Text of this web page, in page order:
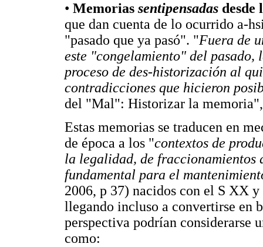
• Memorias sentipensadas desde
que dan cuenta de lo ocurrido a-
"pasado que ya pasó". "Fuera de
este "congelamiento" del pasado,
proceso de des-historización al
contradicciones que hicieron
del "Mal": Historizar la
Estas memorias se traducen en
de época a los "contextos de
la legalidad, de fraccionamientos
fundamental para el
2006, p 37) nacidos con el S XX
llegando incluso a convertirse en
perspectiva podrían considerarse
como: